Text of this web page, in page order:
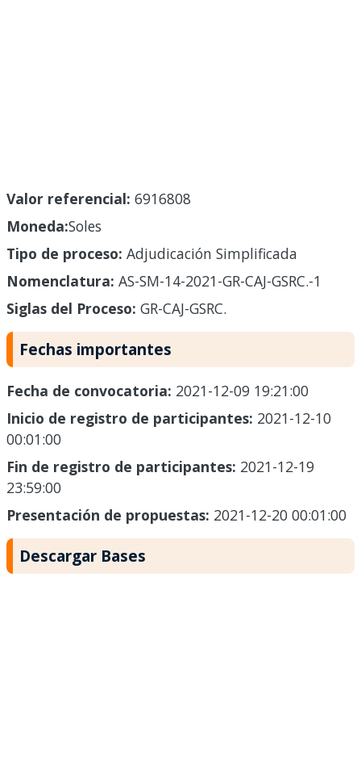
Valor referencial: 6916808
Moneda:Soles
Tipo de proceso: Adjudicación Simplificada
Nomenclatura: AS-SM-14-2021-GR-CAJ-GSRC.-1
Siglas del Proceso: GR-CAJ-GSRC.
Fechas importantes
Fecha de convocatoria: 2021-12-09 19:21:00
Inicio de registro de participantes: 2021-12-10
00:01:00
Fin de registro de participantes: 2021-12-19
23:59:00
Presentación de propuestas: 2021-12-20 00:01:00
Descargar Bases